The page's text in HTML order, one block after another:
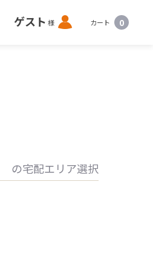
ゲスト 様 ロ
グ
カート 0
の宅配エリア選択